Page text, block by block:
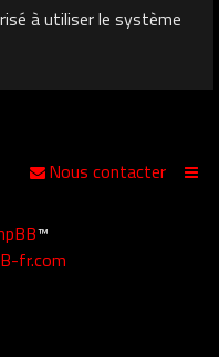
à utiliser le système
Nous contacter
™
fr.com